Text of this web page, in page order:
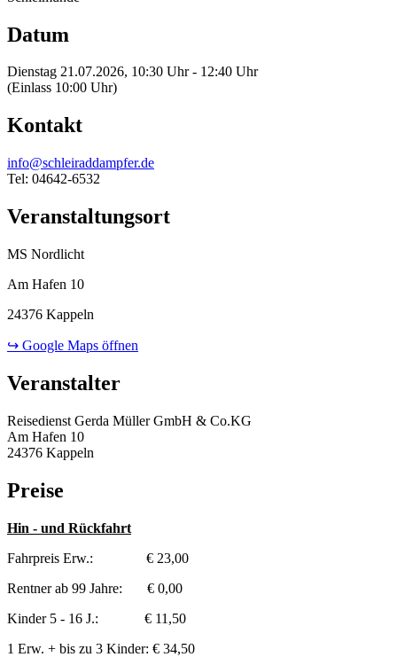
Datum
Dienstag 21.07.2026, 10:30 Uhr - 12:40 Uhr
(Einlass 10:00 Uhr)
Kontakt
info@schleiraddampfer.de
Tel: 04642-6532
Veranstaltungsort
MS Nordlicht
Am Hafen 10
24376 Kappeln
↪ Google Maps öffnen
Veranstalter
Reisedienst Gerda Müller GmbH & Co.KG
Am Hafen 10
24376 Kappeln
Preise
Hin - und Rückfahrt
Fahrpreis Erw.: € 23,00
Rentner ab 99 Jahre: € 0,00
Kinder 5 - 16 J.: € 11,50
1 Erw. + bis zu 3 Kinder: € 34,50